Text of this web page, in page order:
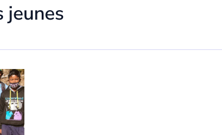
jeunes